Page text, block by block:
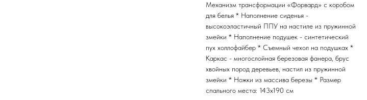
Механизм трансформации «Форвард» с коробом
для белья * Наполнение сиденья -
высокоэластичный ППУ на настиле из пружинной
змейки * Наполнение подушек - синтетический
пух холлофайбер * Съемный чехол на подушках *
Каркас - многослойная березовая фанера, брус
хвойных пород деревьев, настил из пружинной
змейки * Ножки из массива березы * Размер
спального места: 143х190 см